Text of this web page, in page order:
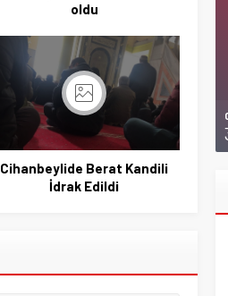
oldu
Cihanbeylide Berat Kandili
İdrak Edildi